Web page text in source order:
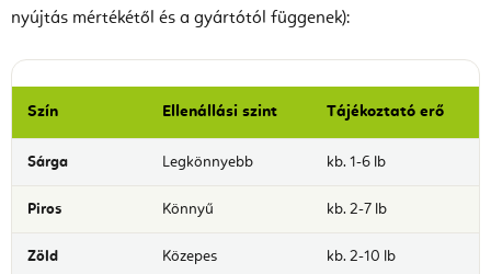
nyújtás mértékétől és a gyártótól függenek):
Szín Ellenállási szint Tájékoztató erő
Sárga Legkönnyebb kb. 1-6 lb
Piros Könnyű kb. 2-7 lb
Zöld Közepes kb. 2-10 lb